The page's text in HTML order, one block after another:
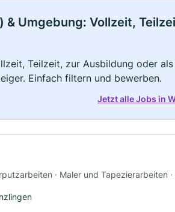
& Umgebung: Vollzeit,
Teilzeit, zur Ausbildung oder
Einfach filtern und bewerben.
Jetzt alle Jobs in
· Maler und Tapezierarbeiten